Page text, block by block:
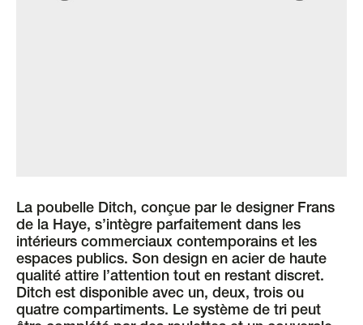
La poubelle Ditch, conçue par le designer Frans
de la Haye, s’intègre parfaitement dans les
intérieurs commerciaux contemporains et les
espaces publics. Son design en acier de haute
qualité attire l’attention tout en restant discret.
Ditch est disponible avec un, deux, trois ou
quatre compartiments. Le système de tri peut